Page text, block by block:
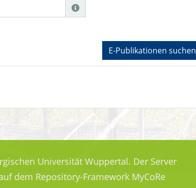
E-Publikationen suchen
Universität Wuppertal. Der Server
dem Repository-Framework MyCoRe